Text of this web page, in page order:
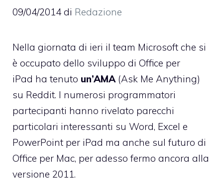
09/04/2014 di Redazione
Nella giornata di ieri il team Microsoft che si
è occupato dello sviluppo di Office per
iPad ha tenuto un’AMA(Ask Me Anything)
su Reddit. I numerosi programmatori
partecipanti hanno rivelato parecchi
particolari interessanti su Word, Excel e
PowerPoint per iPad ma anche sul futuro di
Office per Mac, per adesso fermo ancora alla
versione 2011.